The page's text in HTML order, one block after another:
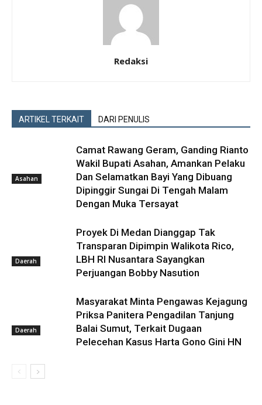
Redaksi
ARTIKEL TERKAIT DARI PENULIS
Asahan
Camat Rawang Geram, Ganding Rianto
Wakil Bupati Asahan, Amankan Pelaku
Dan Selamatkan Bayi Yang Dibuang
Dipinggir Sungai Di Tengah Malam
Dengan Muka Tersayat
Daerah
Proyek Di Medan Dianggap Tak
Transparan Dipimpin Walikota Rico,
LBH RI Nusantara Sayangkan
Perjuangan Bobby Nasution
Daerah
Masyarakat Minta Pengawas Kejagung
Priksa Panitera Pengadilan Tanjung
Balai Sumut, Terkait Dugaan
Pelecehan Kasus Harta Gono Gini HN